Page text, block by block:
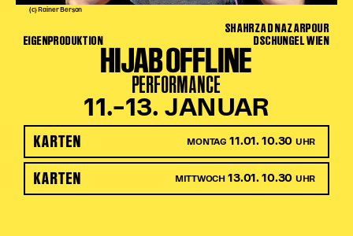
(c) Rainer Berson
EIGENPRODUKTION
SHAHRZAD NAZARPOUR
DSCHUNGEL WIEN
HIJAB OFFLINE
PERFORMANCE
11.–13. JANUAR
KARTEN MONTAG 11.01. 10.30 UHR
KARTEN MITTWOCH13.01. 10.30 UHR